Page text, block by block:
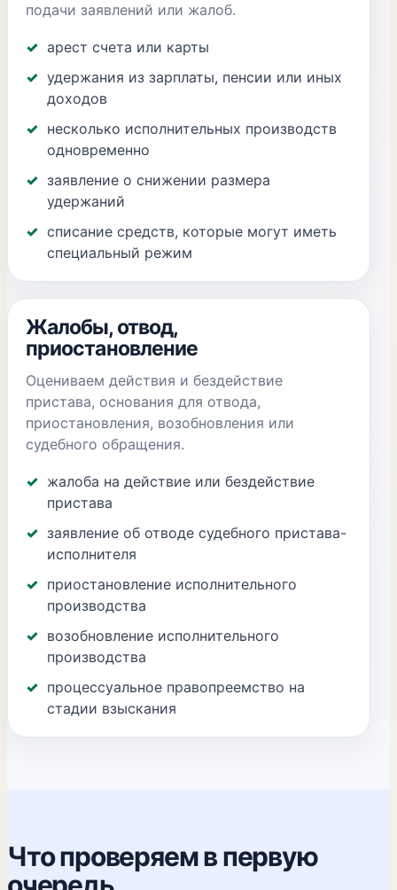
подачи заявлений или жалоб.
арест счета или карты
удержания из зарплаты, пенсии или иных
доходов
несколько исполнительных производств
одновременно
заявление о снижении размера
удержаний
списание средств, которые могут иметь
специальный режим
Жалобы, отвод,
приостановление
Оцениваем действия и бездействие
пристава, основания для отвода,
приостановления, возобновления или
судебного обращения.
жалоба на действие или бездействие
пристава
заявление об отводе судебного пристава-
исполнителя
приостановление исполнительного
производства
возобновление исполнительного
производства
процессуальное правопреемство на
стадии взыскания
Что проверяем в первую